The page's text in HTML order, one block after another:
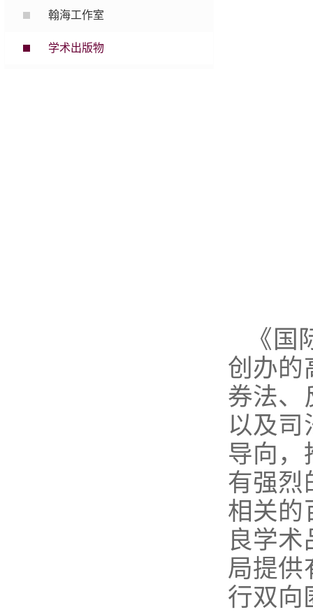
翰海工作室
学术出版物
《
创办的
券法、
以及司
导向，
有强烈
相关的
良学
局提供
行双向